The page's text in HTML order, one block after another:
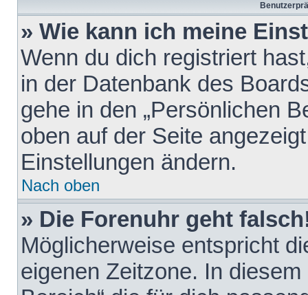
» Wie kann ich meine
Wenn du dich registriert
in der Datenbank des
gehe in den „Persönlichen
oben auf der Seite
Einstellungen ändern.
Nach oben
» Die Forenuhr geht
Möglicherweise entspricht
eigenen Zeitzone. In